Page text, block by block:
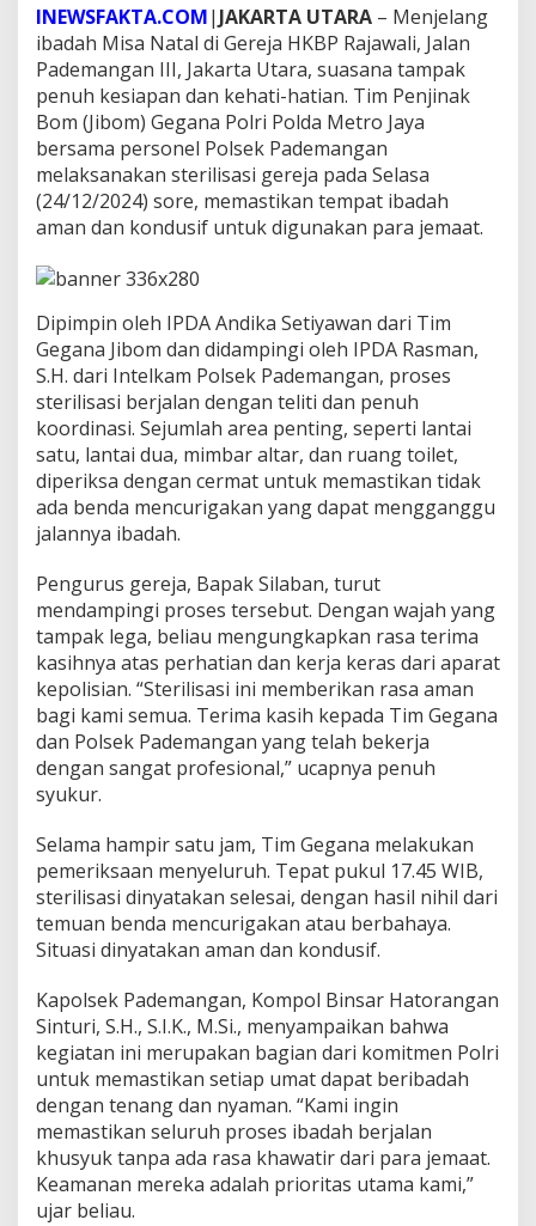
N
a
t
a
P
o
r
i
d
l
a
m
M
e
n
j
a
a
K
e
d
m
a
i
a
n
e
r
a
y
N
a
t
a
l
INEWSFAKTA.COM| JAKARTA UTARA – Menjelang
ibadah Misa Natal di Gereja HKBP Rajawali, Jalan
Pademangan III, Jakarta Utara, suasana tampak
penuh kesiapan dan kehati-hatian. Tim Penjinak
Bom (Jibom) Gegana Polri Polda Metro Jaya
bersama personel Polsek Pademangan
melaksanakan sterilisasi gereja pada Selasa
(24/12/2024) sore, memastikan tempat ibadah
aman dan kondusif untuk digunakan para jemaat.
Dipimpin oleh IPDA Andika Setiyawan dari Tim
Gegana Jibom dan didampingi oleh IPDA Rasman,
S.H. dari Intelkam Polsek Pademangan, proses
sterilisasi berjalan dengan teliti dan penuh
koordinasi. Sejumlah area penting, seperti lantai
satu, lantai dua, mimbar altar, dan ruang toilet,
diperiksa dengan cermat untuk memastikan tidak
ada benda mencurigakan yang dapat mengganggu
jalannya ibadah.
Pengurus gereja, Bapak Silaban, turut
mendampingi proses tersebut. Dengan wajah yang
tampak lega, beliau mengungkapkan rasa terima
kasihnya atas perhatian dan kerja keras dari aparat
kepolisian. “Sterilisasi ini memberikan rasa aman
bagi kami semua. Terima kasih kepada Tim Gegana
dan Polsek Pademangan yang telah bekerja
dengan sangat profesional,” ucapnya penuh
syukur.
Selama hampir satu jam, Tim Gegana melakukan
pemeriksaan menyeluruh. Tepat pukul 17.45 WIB,
sterilisasi dinyatakan selesai, dengan hasil nihil dari
temuan benda mencurigakan atau berbahaya.
Situasi dinyatakan aman dan kondusif.
Kapolsek Pademangan, Kompol Binsar Hatorangan
Sinturi, S.H., S.I.K., M.Si., menyampaikan bahwa
kegiatan ini merupakan bagian dari komitmen Polri
untuk memastikan setiap umat dapat beribadah
dengan tenang dan nyaman. “Kami ingin
memastikan seluruh proses ibadah berjalan
khusyuk tanpa ada rasa khawatir dari para jemaat.
Keamanan mereka adalah prioritas utama kami,”
ujar beliau.